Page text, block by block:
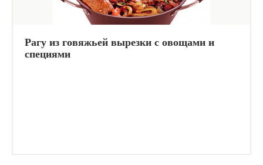
Рагу из говяжьей вырезки с овощами и
специями